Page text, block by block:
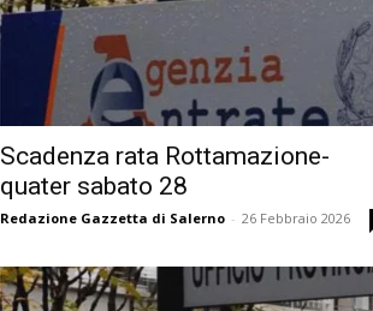
Scadenza rata Rottamazione-
quater sabato 28
Redazione Gazzetta di Salerno - 26 Febbraio 2026